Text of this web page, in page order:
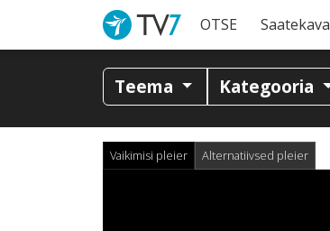
OTSE Saatekava
Teema Kategooria
Vaikimisi pleier Alternatiivsed pleier